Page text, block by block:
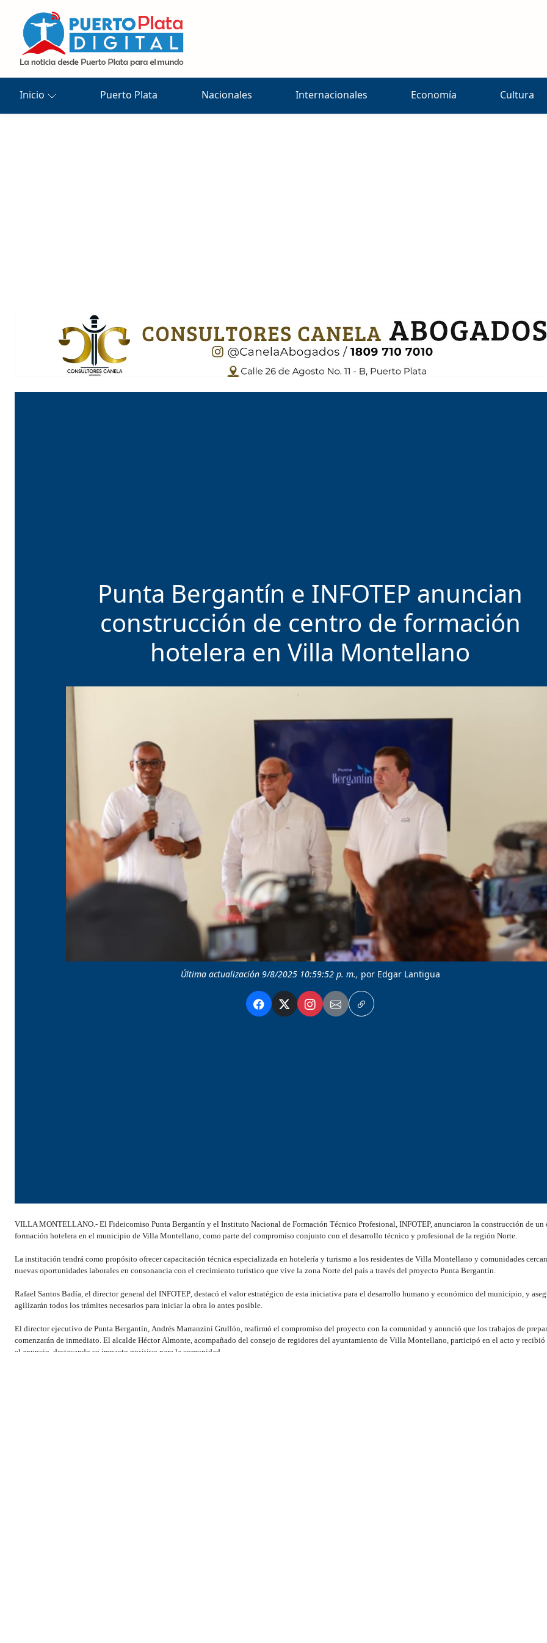
Inicio Puerto Plata Nacionales Internacionales Economía Cultura
Punta Bergantín e INFOTEP anuncian
construcción de centro de formación
hotelera en Villa Montellano
Última actualización 9/8/2025 10:59:52 p. m., por Edgar Lantigua
VILLA MONTELLANO.- El Fideicomiso Punta Bergantín y el Instituto Nacional de Formación Técnico Profesional, INFOTEP, anunciaron la construcción de un
formación hotelera en el municipio de Villa Montellano, como parte del compromiso conjunto con el desarrollo técnico y profesional de la región Norte.
La institución tendrá como propósito ofrecer capacitación técnica especializada en hotelería y turismo a los residentes de Villa Montellano y comunidades
nuevas oportunidades laborales en consonancia con el crecimiento turístico que vive la zona Norte del país a través del proyecto Punta Bergantín.
Rafael Santos Badía, el director general del INFOTEP, destacó el valor estratégico de esta iniciativa para el desarrollo humano y económico del municipio, y
agilizarán todos los trámites necesarios para iniciar la obra lo antes posible.
El director ejecutivo de Punta Bergantín, Andrés Marranzini Grullón, reafirmó el compromiso del proyecto con la comunidad y anunció que los trabajos de
comenzarán de inmediato. El alcalde Héctor Almonte, acompañado del consejo de regidores del ayuntamiento de Villa Montellano, participó en el acto y recibió
el anuncio, destacando su impacto positivo para la comunidad.